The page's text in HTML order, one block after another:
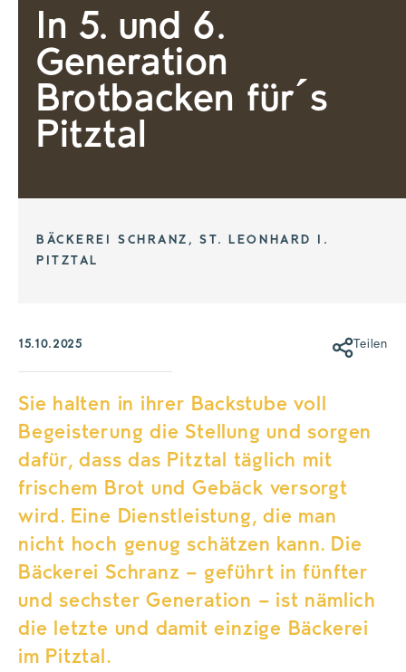
In 5. und 6.
Generation
Brotbacken für´s
Pitztal
BÄCKEREI SCHRANZ, ST. LEONHARD I.
PITZTAL
15.10.2025 Teilen
Sie halten in ihrer Backstube voll
Begeisterung die Stellung und sorgen
dafür, dass das Pitztal täglich mit
frischem Brot und Gebäck versorgt
wird. Eine Dienstleistung, die man
nicht hoch genug schätzen kann. Die
Bäckerei Schranz – geführt in fünfter
und sechster Generation – ist nämlich
die letzte und damit einzige Bäckerei
im Pitztal.